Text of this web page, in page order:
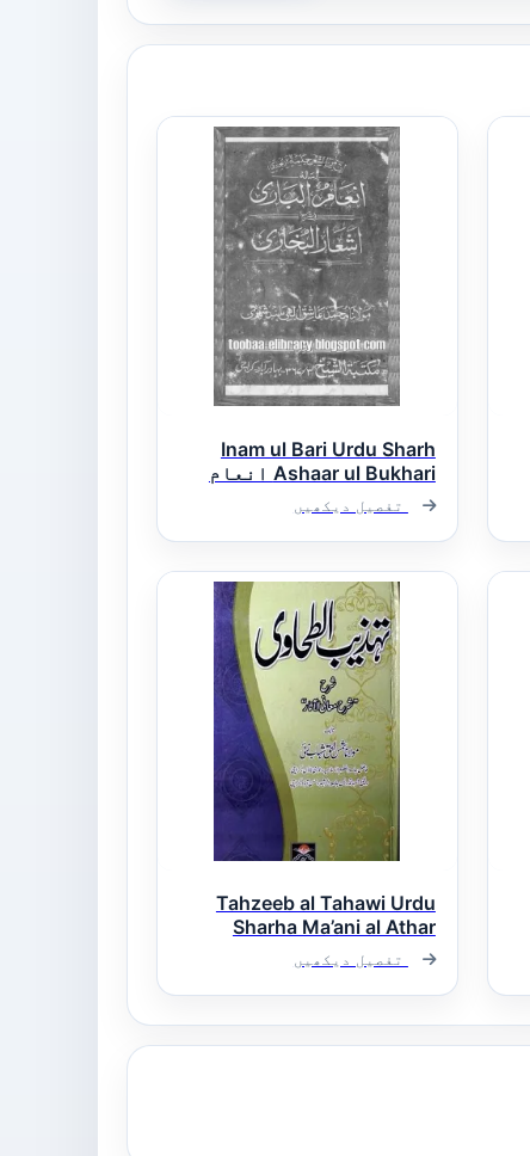
Inam ul Bari Urdu Sharh
Ashaar ul Bukhari انعام
البخاری اردو شرح اشعار
البخاری
تفصیل دیکھیں
Tahzeeb al Tahawi Urdu
Sharha Ma’ani al Athar
تہذیب الطحاوی اردو شرح
شرح معانی الآثار
تفصیل دیکھیں